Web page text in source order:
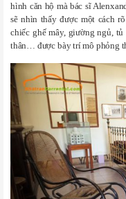
hình căn hộ mà bác sĩ
sẽ nhìn thấy được một cách
chiếc ghế mây, giường ngủ,
thân… được bày trí mô phỏng